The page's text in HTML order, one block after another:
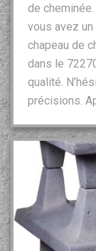
de
vous avez
chapeau de
dans le
qualité.
précisions.